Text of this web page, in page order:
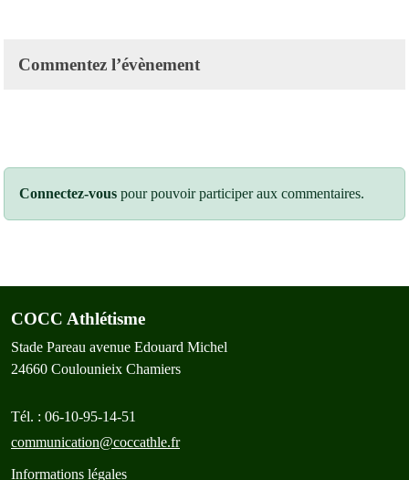
Commentez l’évènement
Connectez-vous pour pouvoir participer aux commentaires.
COCC Athlétisme
Stade Pareau avenue Edouard Michel
24660 Coulounieix Chamiers
Tél. : 06-10-95-14-51
communication@coccathle.fr
Informations légales